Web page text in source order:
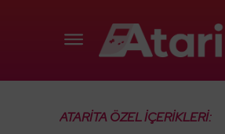
ATARİTA ÖZEL İÇERİKLERİ: